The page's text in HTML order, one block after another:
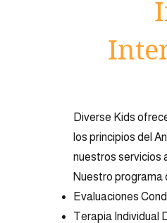
Diverse Kids
los principios del
nuestros servicios
Nuestro programa
Evaluaciones
Terapia Individual